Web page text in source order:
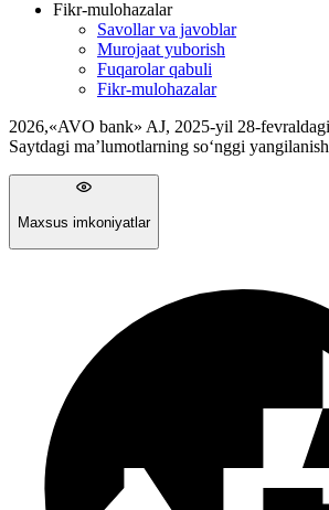
Fikr-mulohazalar
Savollar va javoblar
Murojaat yuborish
Fuqarolar qabuli
Fikr-mulohazalar
2026,«AVO bank» AJ, 2025-yil 28-
Saytdagi ma’lumotlarning so‘nggi
Maxsus imkoniyatlar